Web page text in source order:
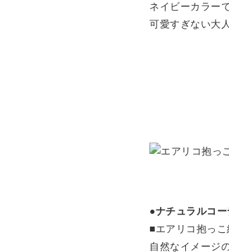
ネイビーカラー
可愛すぎない大
●ナチュラルコ
■エアリコ抱っ
自然なイメージ